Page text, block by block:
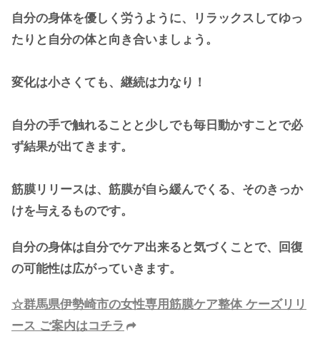
自分の身体を優しく労うように、リラックスしてゆっ
たりと自分の体と向き合いましょう。
変化は小さくても、継続は力なり！
自分の手で触れることと少しでも毎日動かすことで必
ず結果が出てきます。
筋膜リリースは、筋膜が自ら緩んでくる、そのきっか
けを与えるものです。
自分の身体は自分でケア出来ると気づくことで、回復
の可能性は広がっていきます。
☆群馬県伊勢崎市の女性専用筋膜ケア整体 ケーズリリ
ース ご案内はコチラ